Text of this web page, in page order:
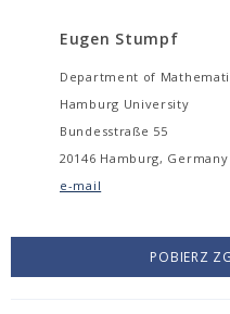
Eugen Stumpf
Department of
Hamburg University
Bundesstraße 55
20146 Hamburg, Germany
e-mail
POBIERZ